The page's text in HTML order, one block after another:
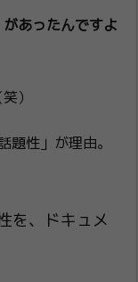
あったんですよ
）
題性」が理由。
を、ドキュメ